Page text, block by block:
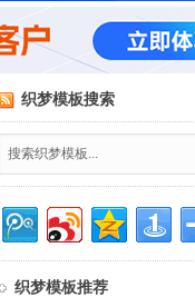
织梦模板搜索
织梦模板推荐